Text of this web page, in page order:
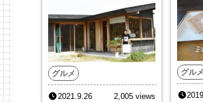
グルメ
2021.9.26 2,005 views
グルメ